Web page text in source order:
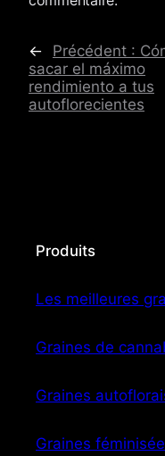
← Précédent :
sacar el máximo
rendimiento a tus
autoflorecientes
Produits
Les meilleures
Graines de
Graines
Graines